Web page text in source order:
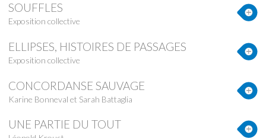
SOUFFLES
Exposition collective
ELLIPSES, HISTOIRES DE PASSAGES
Exposition collective
CONCORDANSE SAUVAGE
Karine Bonneval et Sarah Battaglia
UNE PARTIE DU TOUT